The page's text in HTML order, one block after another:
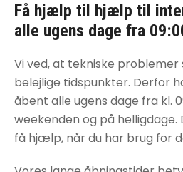
Få hjælp til
hjælp til
alle ugens dage fra
Vi ved, at tekniske
belejlige tidspunkter. Derfor
åbent alle ugens dage fra kl.
weekenden og på helligdage.
få hjælp, når du har brug for